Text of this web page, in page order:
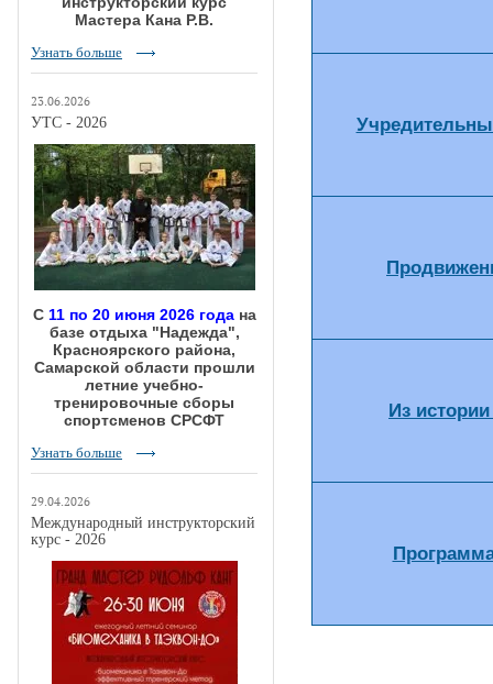
Мастера Кана Р.В.
Узнать больше
23.06.2026
УТС - 2026
С 11 по 20 июня 2026 года на
базе отдыха "Надежда",
Красноярского района,
Самарской области прошли
летние учебно-
тренировочные сборы
спортсменов СРСФТ
Узнать больше
29.04.2026
Международный инструкторский
курс - 2026
Из